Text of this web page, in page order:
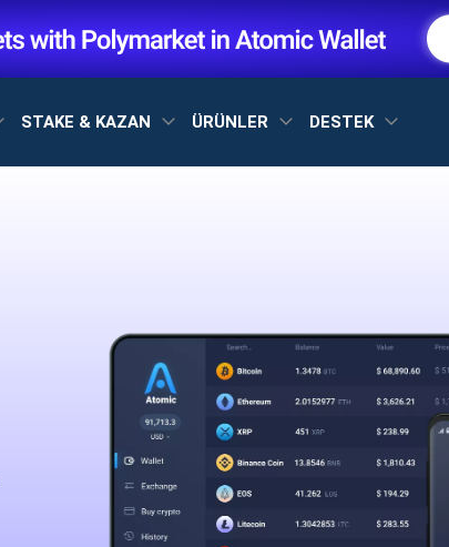
STAKE & KAZAN ÜRÜNLER DESTEK